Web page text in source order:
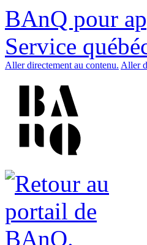
BAnQ pour
Service
Aller directement au contenu. Aller